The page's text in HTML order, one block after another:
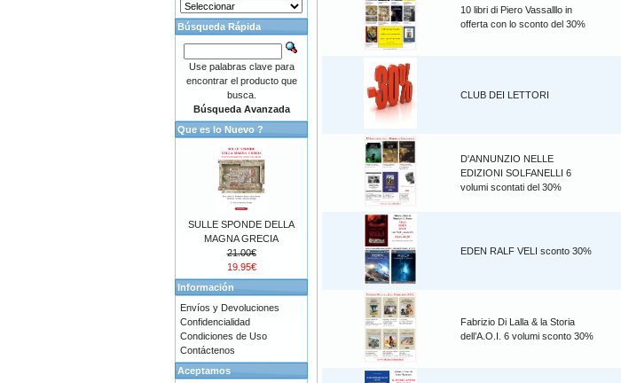
10 libri di Piero Vassalllo in
offerta con lo sconto del 30%
CLUB DEI LETTORI
D'ANNUNZIO NELLE
EDIZIONI SOLFANELLI 6
volumi scontati del 30%
EDEN RALF VELI sconto 30%
Fabrizio Di Lalla & la Storia
dell’A.O.I. 6 volumi sconto 30%
Búsqueda Rápida
Use palabras clave para
encontrar el producto que
busca.
Búsqueda Avanzada
Que es lo Nuevo ?
SULLE SPONDE DELLA
MAGNA GRECIA
21.00€
19.95€
Información
Envíos y Devoluciones
Confidencialidad
Condiciones de Uso
Contáctenos
Aceptamos